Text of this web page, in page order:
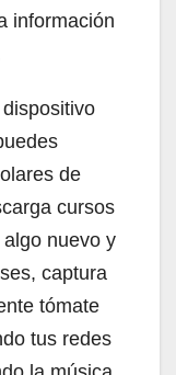
información
de
cursos
nuevo y
captura
tómate
tus redes